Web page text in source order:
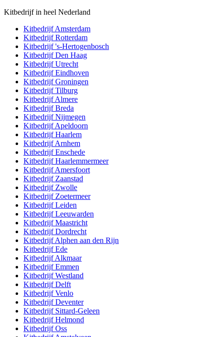
Kitbedrijf in heel Nederland
KitbedrijfAmsterdam
KitbedrijfRotterdam
Kitbedrijf's-Hertogenbosch
KitbedrijfDen Haag
KitbedrijfUtrecht
KitbedrijfEindhoven
KitbedrijfGroningen
KitbedrijfTilburg
KitbedrijfAlmere
KitbedrijfBreda
KitbedrijfNijmegen
KitbedrijfApeldoorn
KitbedrijfHaarlem
KitbedrijfArnhem
KitbedrijfEnschede
KitbedrijfHaarlemmermeer
KitbedrijfAmersfoort
Kitbedrijf Zaanstad
Kitbedrijf Zwolle
Kitbedrijf Zoetermeer
KitbedrijfLeiden
KitbedrijfLeeuwarden
KitbedrijfMaastricht
KitbedrijfDordrecht
KitbedrijfAlphen aan den Rijn
KitbedrijfEde
KitbedrijfAlkmaar
KitbedrijfEmmen
KitbedrijfWestland
KitbedrijfDelft
KitbedrijfVenlo
KitbedrijfDeventer
Kitbedrijf Sittard-Geleen
KitbedrijfHelmond
KitbedrijfOss